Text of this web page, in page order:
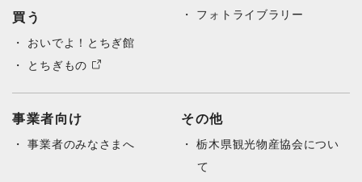
買う
おいでよ！とちぎ館
とちぎもの
フォトライブラリー
事業者向け
事業者のみなさまへ
その他
栃木県観光物産協会につい
て